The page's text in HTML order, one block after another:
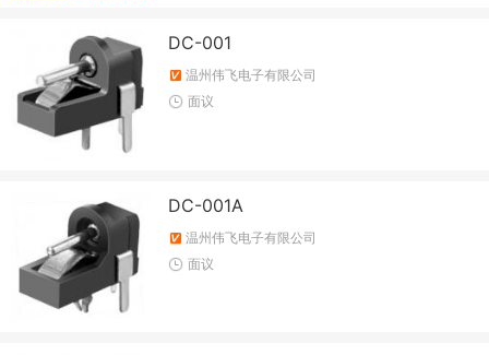
DC-001
温州伟飞电子有限公司
面议
DC-001A
温州伟飞电子有限公司
面议